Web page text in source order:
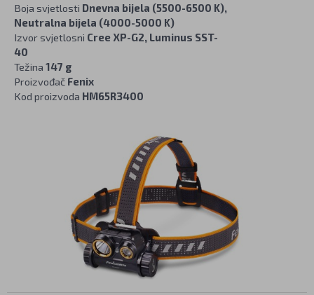
Boja svjetlosti Dnevna bijela (5500-6500 K),
Neutralna bijela (4000-5000 K)
Izvor svjetlosni Cree XP-G2, Luminus SST-
40
Težina 147 g
Proizvođač Fenix
Kod proizvoda HM65R3400